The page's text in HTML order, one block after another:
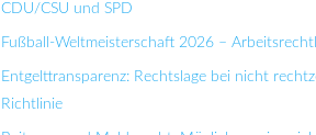
CDU/CSU und SPD
Fußball-Weltmeisterschaft 2026 –
Entgelttransparenz: Rechtslage bei nicht
Richtlinie